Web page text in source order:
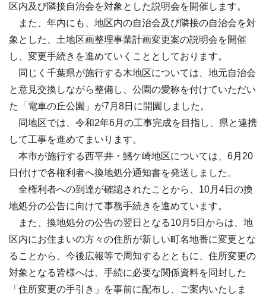
区内及び隣接自治会を対象とした説明会を開催します。
また、年内にも、地区内の自治会及び隣接の自治会を対
象とした、土地区画整理事業計画変更案の説明会を開催
し、変更手続きを進めていくこととしております。
同じく千葉県が施行する木地区については、地元自治会
と意見交換しながら整備し、公園の愛称を付けていただい
た「電車の丘公園」が7月8日に開園しました。
同地区では、令和2年6月の工事完成を目指し、県と連携
して工事を進めてまいります。
本市が施行する西平井・鰭ケ崎地区については、6月20
日付けで各権利者へ換地処分通知書を発送しました。
全権利者への到達が確認されたことから、10月4日の換
地処分の公告に向けて事務手続きを進めています。
また、換地処分の公告の翌日となる10月5日からは、地
区内にお住まいの方々の住所が新しい町名地番に変更とな
ることから、今後広報等で周知するとともに、住所変更の
対象となる皆様へは、手続に必要な関係資料を同封した
「住所変更の手引き」を事前に配布し、ご案内いたしま